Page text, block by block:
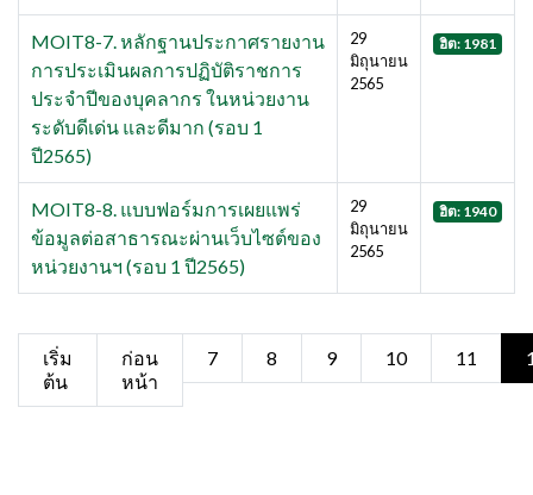
MOIT8-7. หลักฐานประกาศรายงาน
การประเมินผลการปฏิบัติราชการ
ประจำปีของบุคลากร ในหน่วยงาน
ระดับดีเด่น และดีมาก (รอบ 1
ปี2565)
29
มิถุนายน
2565
ฮิต: 1981
MOIT8-8. แบบฟอร์มการเผยแพร่
ข้อมูลต่อสาธารณะผ่านเว็บไซต์ของ
หน่วยงานฯ (รอบ 1 ปี2565)
29
มิถุนายน
2565
ฮิต: 1940
เริ่ม
ต้น
ก่อน
หน้า
7 8 9 10 11